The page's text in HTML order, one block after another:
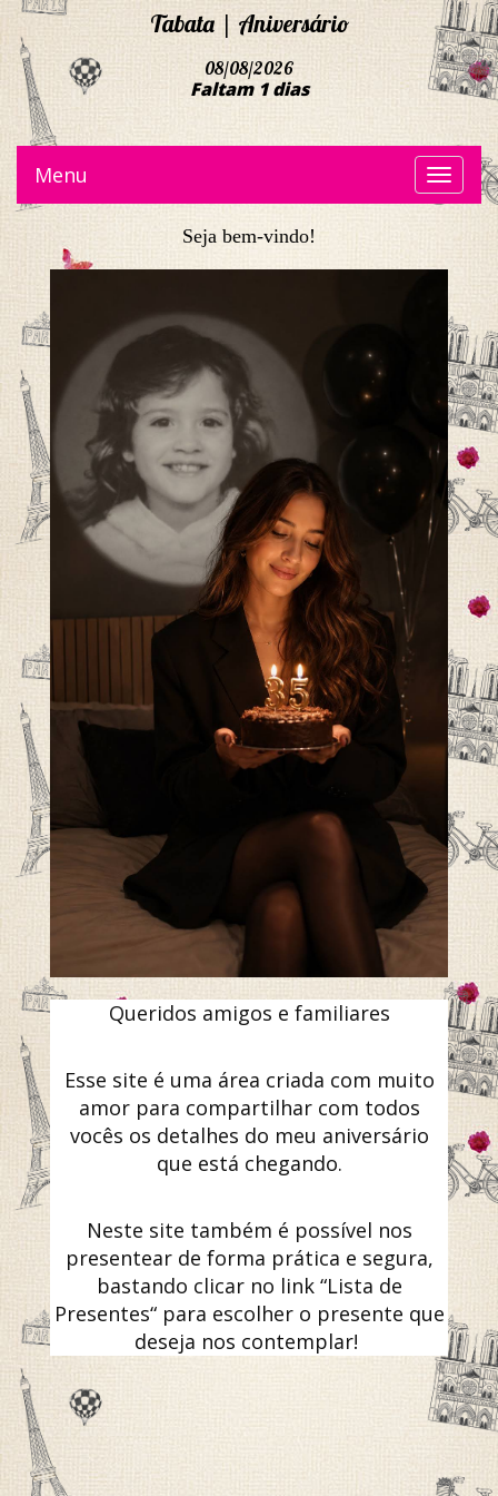
Tabata | Aniversário
08/08/2026
Faltam 1 dias
Toggle
Menu
Seja bem-vindo!
Queridos amigos e familiares
Esse site é uma área criada com muito
amor para compartilhar com todos
vocês os detalhes do meu aniversário
que está chegando.
Neste site também é possível nos
presentear de forma prática e segura,
bastando clicar no link “Lista de
Presentes“ para escolher o presente que
deseja nos contemplar!